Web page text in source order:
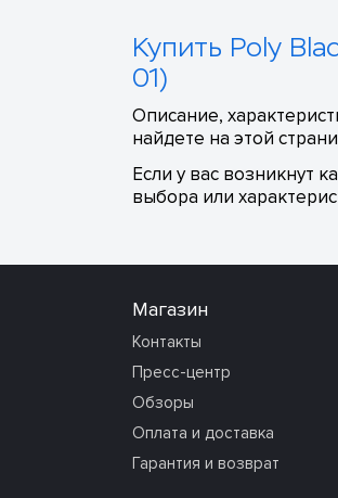
Купить Poly
01)
Описание,
найдете на этой
Если у вас возникнут
выбора или
Магазин
Контакты
Пресс-центр
Обзоры
Оплата и доставка
Гарантия и возврат